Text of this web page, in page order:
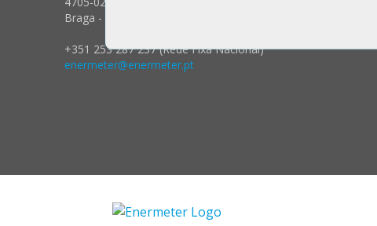
Braga - Portugal
+351 253 287 237 (Rede Fixa Nacional)
enermeter@enermeter.pt